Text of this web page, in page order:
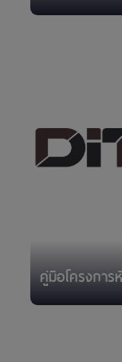
คู่มือโครงการ